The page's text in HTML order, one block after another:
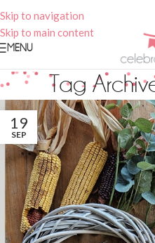
Skip to navigation
Skip to main content
MENU
Tag
19
SEP